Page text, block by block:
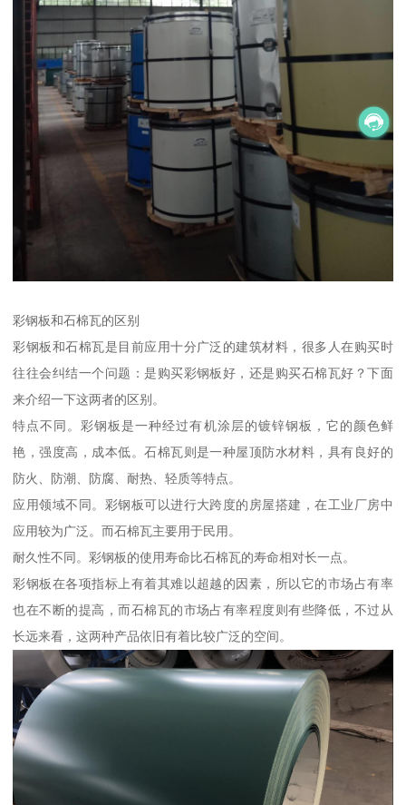
彩钢板和石棉瓦的区别
彩钢板和石棉瓦是目前应用十分广泛的建筑材料，很多人在购买时
往往会纠结一个问题：是购买彩钢板好，还是购买石棉瓦好？下面
来介绍一下这两者的区别。
特点不同。彩钢板是一种经过有机涂层的镀锌钢板，它的颜色鲜
艳，强度高，成本低。石棉瓦则是一种屋顶防水材料，具有良好的
防火、防潮、防腐、耐热、轻质等特点。
应用领域不同。彩钢板可以进行大跨度的房屋搭建，在工业厂房中
应用较为广泛。而石棉瓦主要用于民用。
耐久性不同。彩钢板的使用寿命比石棉瓦的寿命相对长一点。
彩钢板在各项指标上有着其难以超越的因素，所以它的市场占有率
也在不断的提高，而石棉瓦的市场占有率程度则有些降低，不过从
长远来看，这两种产品依旧有着比较广泛的空间。